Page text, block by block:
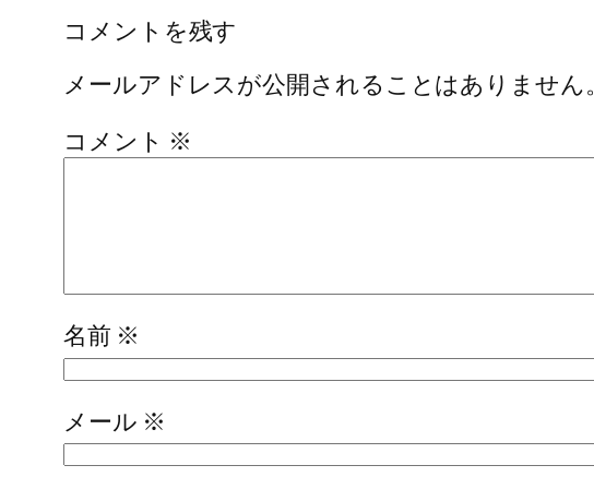
コメントを残す
メールアドレスが公開されることはありません。
コメント ※
名前 ※
メール ※